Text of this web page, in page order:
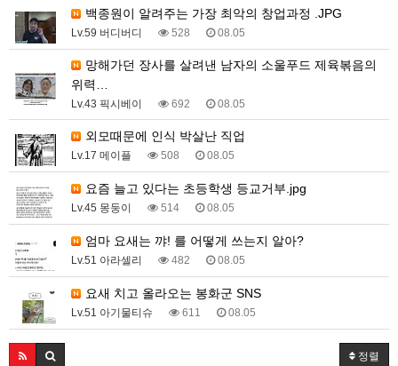
백종원이 알려주는 가장 최악의 창업과정 .JPG
Lv.59 버디버디 528 08.05
위력…
Lv.43 픽시베이 692 08.05
외모때문에 인식 박살난 직업
Lv.17 메이플 508 08.05
요즘 늘고 있다는 초등학생 등교거부.jpg
Lv.45 몽둥이 514 08.05
엄마 요새는 꺄! 를 어떻게 쓰는지 알아?
Lv.51 아라셀리 482 08.05
요새 치고 올라오는 봉화군 SNS
Lv.51 아기물티슈 611 08.05
정렬